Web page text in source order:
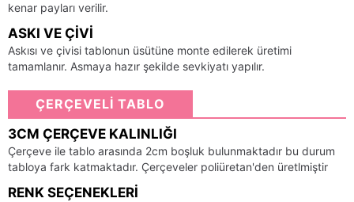
kenar payları verilir.
ASKI VE ÇIVI
Askısı ve çivisi tablonun üsütüne monte edilerek üretimi
tamamlanır. Asmaya hazır şekilde sevkiyatı yapılır.
ÇERÇEVELİ TABLO
3CM ÇERÇEVE KALINLIĞI
Çerçeve ile tablo arasında 2cm boşluk bulunmaktadır bu durum
tabloya fark katmaktadır. Çerçeveler poliüretan'den üretlmiştir
RENK SEÇENEKLERI